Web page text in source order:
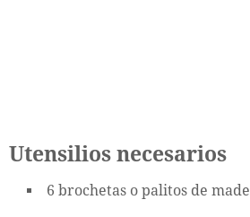
Utensilios necesarios
6 brochetas o palitos de